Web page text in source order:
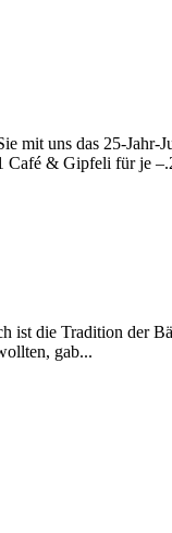
mit uns das 25-
Café & Gipfeli für je
die Tradition der
gab...